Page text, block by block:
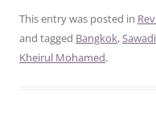
This entry was posted in
and tagged Bangkok,
Kheirul Mohamed.